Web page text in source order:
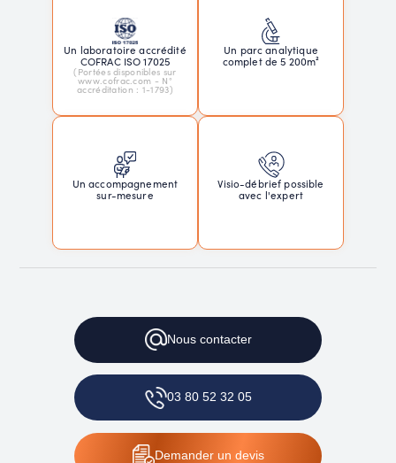
Un laboratoire accrédité
COFRAC ISO 17025
(Portées disponibles sur
www.cofrac.com - N°
accréditation : 1-1793)
Un parc analytique
complet de 5 200m²
Un accompagnement
sur-mesure
Visio-débrief possible
avec l'expert
Nouscontacter
03 80 52 32 05
Demanderun devis